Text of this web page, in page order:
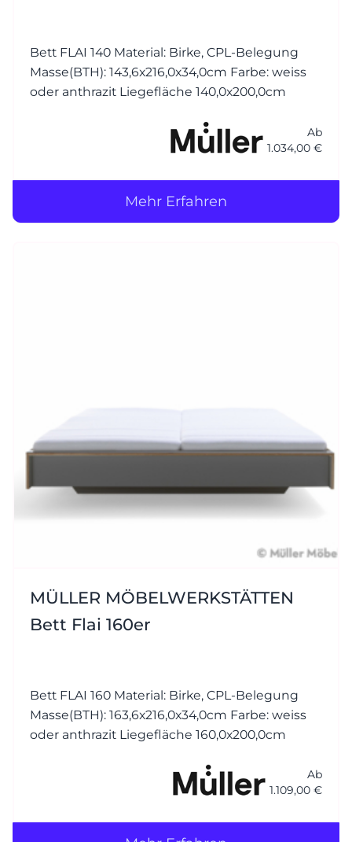
Bett FLAI 140 Material: Birke, CPL-Belegung
Masse(BTH): 143,6x216,0x34,0cm Farbe: weiss
oder anthrazit Liegefläche 140,0x200,0cm
Ab
1.034,00 €
Mehr Erfahren
MÜLLER MÖBELWERKSTÄTTEN
Bett Flai 160er
Bett FLAI 160 Material: Birke, CPL-Belegung
Masse(BTH): 163,6x216,0x34,0cm Farbe: weiss
oder anthrazit Liegefläche 160,0x200,0cm
Ab
1.109,00 €